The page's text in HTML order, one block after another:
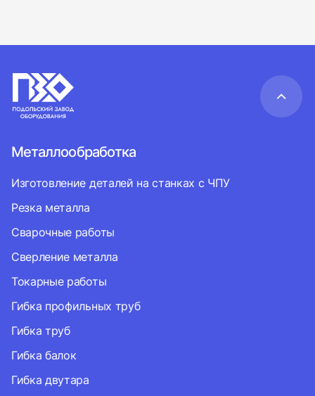
Металлообработка
Изготовление деталей на станках с ЧПУ
Резка металла
Сварочные работы
Сверление металла
Токарные работы
Гибка профильных труб
Гибка труб
Гибка балок
Гибка двутара